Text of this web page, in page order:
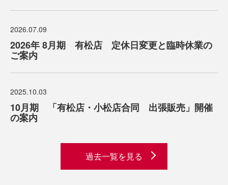
2026.07.09
2026年 8月期 有松店 定休日変更と臨時休業の
ご案内
2025.10.03
10月期 「有松店・小松店合同 出張販売」開催
の案内
過去一覧を見る